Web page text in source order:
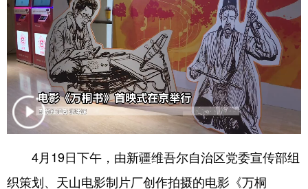
健康 军事 访谈 视频
图片 中央文件 金融 汽车
食品 人居 信息化 乡村振兴
溯源中国 城市 旅游 能源
会展 彩票 娱乐 时尚
悦读 公益 书画 一带一路
4月19日下午，由新疆维吾尔自治区党委宣传部组
织策划、天山电影制片厂创作拍摄的电影《万桐